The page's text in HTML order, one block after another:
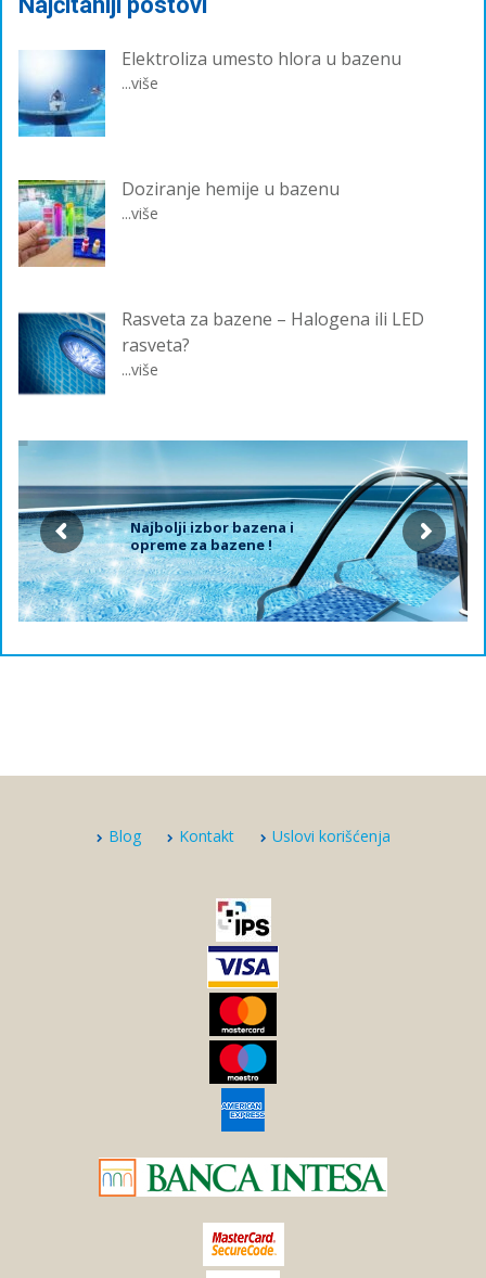
Elektroliza umesto hlora u bazenu
...više
Doziranje hemije u bazenu
...više
Rasveta za bazene – Halogena ili LED
rasveta?
...više
Najbolji izbor bazena i
opreme za bazene !
Blog Kontakt Uslovi korišćenja